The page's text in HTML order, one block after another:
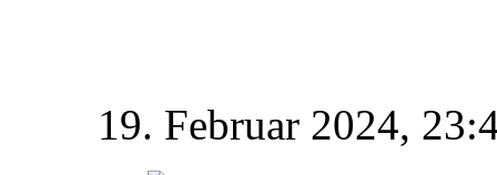
19. Februar 2024,